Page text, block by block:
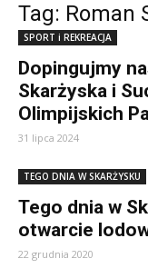
Tag: Roman
SPORT i REKREACJA
Dopingujmy
Skarżyska i
Olimpijskich
31 lipca 2024
TEGO DNIA W SKARŻYSKU
Tego dnia w
otwarcie
22 grudnia 2020